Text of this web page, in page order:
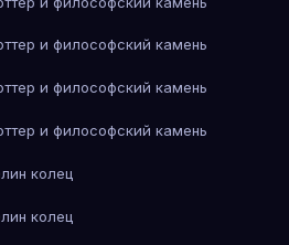
и философский камень
и философский камень
и философский камень
колец
колец